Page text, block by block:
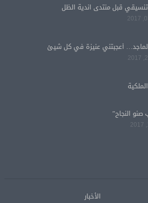
قبل منتدى اندية الظل
أعجبتني عنيزة في كل شيئ
صنو النجاح”
الأخبار